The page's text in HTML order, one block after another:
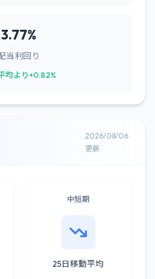
3.77%
当利回り
均より+0.82%
2026/08/06
更新
中短期
25日移動平均